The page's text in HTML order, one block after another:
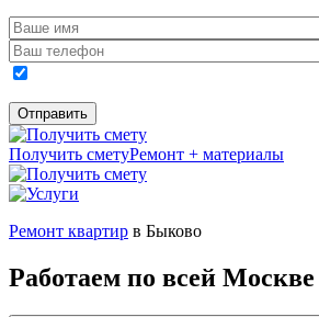
Получить сметуРемонт + материалы
Ремонт квартир в Быково
Работаем по всей